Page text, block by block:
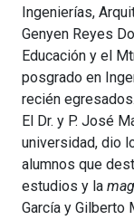
Ingenierías,
Genyen Reyes
Educación y el
posgrado en
recién egresados.
El Dr. y P. José
universidad, dio
alumnos que
estudios y la
García y Gilberto